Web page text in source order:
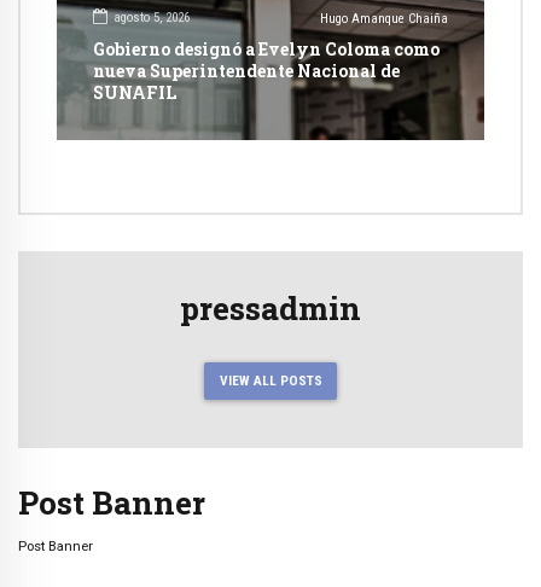
agosto 5, 2026 Hugo Amanque Chaiña
Gobierno designó a Evelyn Coloma como
nueva Superintendente Nacional de
SUNAFIL
pressadmin
VIEW ALL POSTS
Post Banner
Post Banner